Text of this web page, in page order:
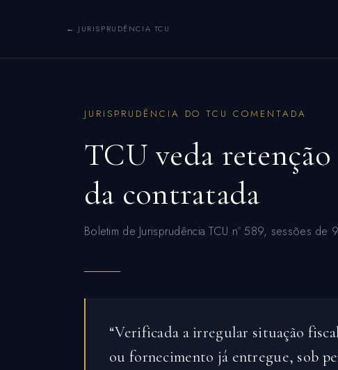
← JURISPRUDÊNCIA TCU
JURISPRUDÊNCIA DO TCU COMENTADA
TCU veda
da contratada
Boletim de Jurisprudência TCU nº 589, sessões
“Verificada a irregular situação
ou fornecimento já entregue, sob